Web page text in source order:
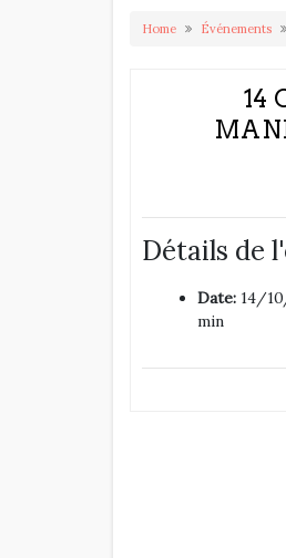
Home Événements
14
Détails de
Date: 14/
min